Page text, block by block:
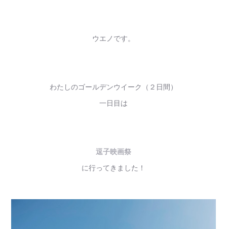
ウエノです。
わたしのゴールデンウイーク（２日間）
一日目は
逗子映画祭
に行ってきました！